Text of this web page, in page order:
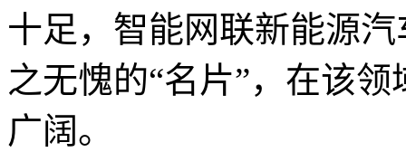
十足，智能网联新能源
之无愧的“名片”，在该
广阔。